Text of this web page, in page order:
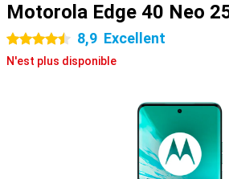
Motorola Edge 40 Neo
4.5 étoiles 8,9 Excellent
N'est plus disponible